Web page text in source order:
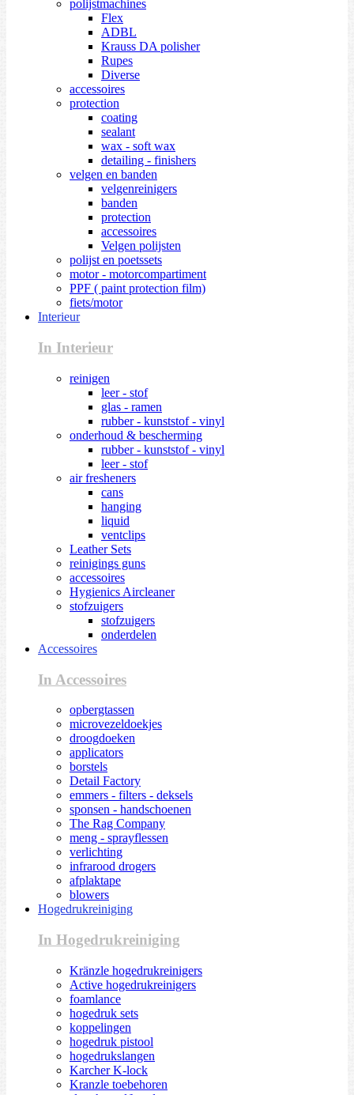
polijstmachines
Flex
ADBL
Krauss DA polisher
Rupes
Diverse
accessoires
protection
coating
sealant
wax - soft wax
detailing - finishers
velgen en banden
velgenreinigers
banden
protection
accessoires
Velgen polijsten
polijst en poetssets
motor - motorcompartiment
PPF ( paint protection film)
fiets/motor
Interieur
In Interieur
reinigen
leer - stof
glas - ramen
rubber - kunststof - vinyl
onderhoud & bescherming
rubber - kunststof - vinyl
leer - stof
air fresheners
cans
hanging
liquid
ventclips
Leather Sets
reinigings guns
accessoires
Hygienics Aircleaner
stofzuigers
stofzuigers
onderdelen
Accessoires
In Accessoires
opbergtassen
microvezeldoekjes
droogdoeken
applicators
borstels
Detail Factory
emmers - filters - deksels
sponsen - handschoenen
The Rag Company
meng - sprayflessen
verlichting
infrarood drogers
afplaktape
blowers
Hogedrukreiniging
In Hogedrukreiniging
Kränzle hogedrukreinigers
Active hogedrukreinigers
foamlance
hogedruk sets
koppelingen
hogedruk pistool
hogedrukslangen
Karcher K-lock
Kranzle toebehoren